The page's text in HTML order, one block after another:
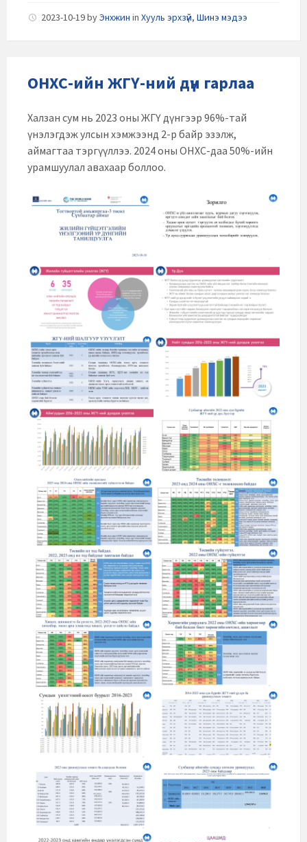
2023-10-19byЭнхжин in Хууль эрхзүй, Шинэ мэдээ
ОНХС-ийн ЖГҮ-ний дүн гарлаа
Халзан сум нь 2023 оны ЖГҮ дүнгээр 96%-тай
үнэлэгдэж улсын хэмжээнд 2-р байр эзэлж,
аймагтаа тэргүүллээ. 2024 оны ОНХС-даа 50%-ийн
урамшуулал авахаар боллоо.